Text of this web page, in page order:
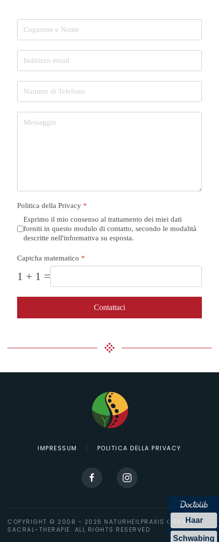
Politica della Privacy *
Esprimo il mio consenso al trattamento dei miei dati
forniti in questo modulo di contatto, secondo le modalità
descritte nell'informativa su esposta.
Captcha matematico *
1 + 1 =
Contattaci
IMPRESSUM POLITICA DELLA PRIVACY
COPYRIGHT © 2008 - 2026 NATURHEILPRAXIS CRANIO-
SACRAL-THERAPIE. ALL RIGHTS RESERVED
Haar
Schwabing